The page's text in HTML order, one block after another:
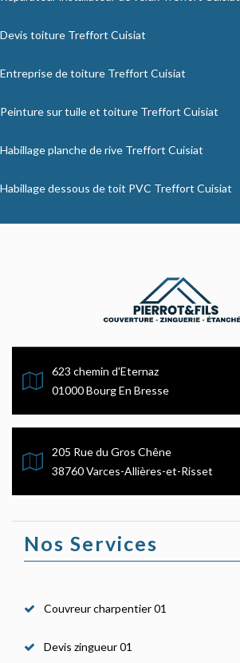
Devis toiture Treffort Cuisiat
Entreprise de toiture Treffort Cuisiat
Peinture sur tuile et toiture Treffort Cuisiat
Habillage planche de rive Treffort Cuisiat
Habillage dessous de toit PVC Treffort Cuisiat
623 chemin d'Eternaz
01000 Bourg En Bresse
205 Rue du Gros Chêne
38760 Varces-Allières-et-Risset
Nos Services
Couvreur charpentier 01
Devis zingueur 01